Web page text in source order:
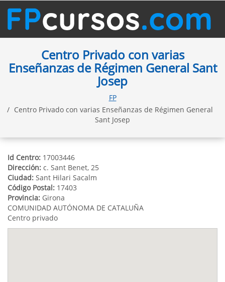
Centro Privado con varias
Enseñanzas de Régimen General Sant
Josep
FP
Centro Privado con varias Enseñanzas de Régimen General
Sant Josep
Id Centro: 17003446
Dirección: c. Sant Benet, 25
Ciudad: Sant Hilari Sacalm
Código Postal: 17403
Provincia: Girona
COMUNIDAD AUTÓNOMA DE CATALUÑA
Centro privado